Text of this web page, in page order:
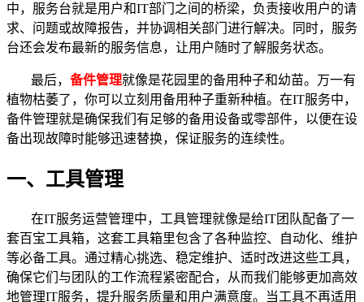
中，服务台就是用户和IT部门之间的桥梁，负责接收用户的请
求、问题或故障报告，并协调相关部门进行解决。同时，服务
台还会发布最新的服务信息，让用户随时了解服务状态。
最后， 备件管理就像是花园里的备用种子和幼苗。万一有
植物枯萎了，你可以立刻用备用种子重新种植。在IT服务中，
备件管理就是确保我们有足够的备用设备或零部件，以便在设
备出现故障时能够迅速替换，保证服务的连续性。
一、工具管理
在IT服务运营管理中，工具管理就像是给IT团队配备了一
套百宝工具箱，这套工具箱里包含了各种监控、自动化、维护
等必备工具。通过精心挑选、稳定维护、适时改进这些工具，
确保它们与团队的工作流程紧密配合，从而我们能够更加高效
地管理IT服务，提升服务质量和用户满意度。当工具不再适用